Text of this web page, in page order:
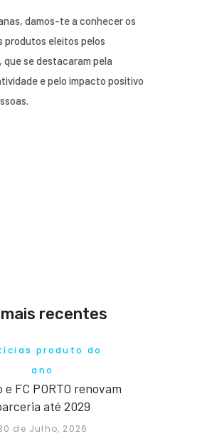
damos-te a conhecer os
produtos eleitos pelos
que se destacaram pela
e pelo impacto positivo
mais recentes
produto do
ano
e FC PORTO renovam
até 2029
de Julho, 2026